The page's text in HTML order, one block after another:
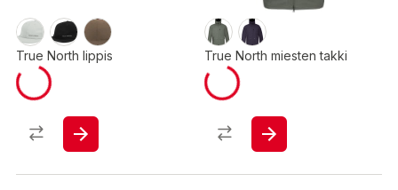
True North lippis True North miesten takki